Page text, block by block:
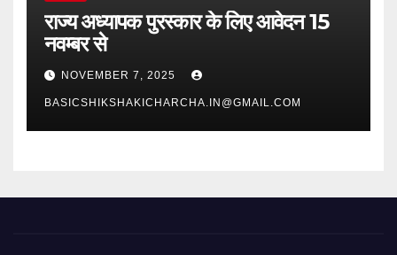
राज्य अध्यापक पुरस्कार के लिए आवेदन 15
नवम्बर से
NOVEMBER 7, 2025
BASICSHIKSHAKICHARCHA.IN@GMAIL.COM